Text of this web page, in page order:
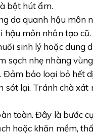
bột hút ẩm.
da quanh hậu môn
hậu môn nhân tạo
sinh lý hoặc dung
sạch nhẹ nhàng
Đảm bảo loại bỏ hết
sót lại. Tránh chà xát
toàn. Đây là bước
hoặc khăn mềm,